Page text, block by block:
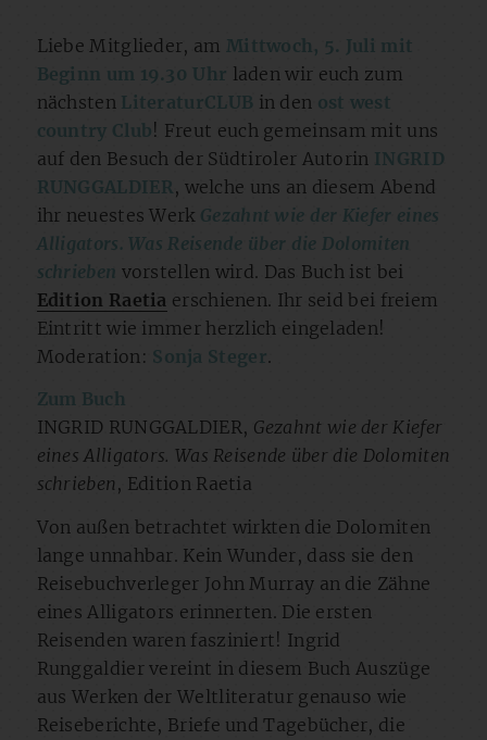
Liebe Mitglieder, am Mittwoch, 5. Juli mit
Beginn um 19.30 Uhr laden wir euch zum
nächsten LiteraturCLUB in den ost west
country Club! Freut euch gemeinsam mit uns
auf den Besuch der Südtiroler Autorin INGRID
RUNGGALDIER , welche uns an diesem Abend
ihr neuestes Werk Gezahnt wie der Kiefer eines
Alligators. Was Reisende über die Dolomiten
schrieben vorstellen wird. Das Buch ist bei
Edition Raetia erschienen. Ihr seid bei freiem
Eintritt wie immer herzlich eingeladen!
Moderation: Sonja Steger.
Zum Buch
INGRID RUNGGALDIER, Gezahnt wie der Kiefer
eines Alligators. Was Reisende über die Dolomiten
schrieben , Edition Raetia
Von außen betrachtet wirkten die Dolomiten
lange unnahbar. Kein Wunder, dass sie den
Reisebuchverleger John Murray an die Zähne
eines Alligators erinnerten. Die ersten
Reisenden waren fasziniert! Ingrid
Runggaldier vereint in diesem Buch Auszüge
aus Werken der Weltliteratur genauso wie
Reiseberichte, Briefe und Tagebücher, die